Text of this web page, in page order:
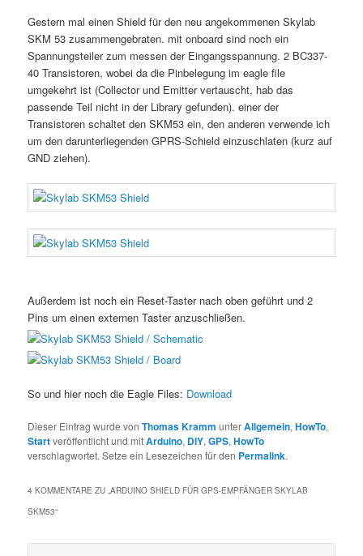
Gestern mal einen Shield für den neu angekommenen Skylab
SKM 53 zusammengebraten. mit onboard sind noch ein
Spannungsteiler zum messen der Eingangsspannung. 2 BC337-
40 Transistoren, wobei da die Pinbelegung im eagle file
umgekehrt ist (Collector und Emitter vertauscht, hab das
passende Teil nicht in der Library gefunden). einer der
Transistoren schaltet den SKM53 ein, den anderen verwende ich
um den darunterliegenden GPRS-Schield einzuschlaten (kurz auf
GND ziehen).
Außerdem ist noch ein Reset-Taster nach oben geführt und 2
Pins um einen externen Taster anzuschließen.
So und hier noch die Eagle Files: Download
Dieser Eintrag wurde vonThomas Kramm unterAllgemein,HowTo,
Startveröffentlicht und mitArduino, DIY,GPS,HowTo
verschlagwortet. Setze ein Lesezeichen für den Permalink.
4 KOMMENTARE ZU „ARDUINO SHIELD FÜR GPS-EMPFÄNGER SKYLAB
SKM53“